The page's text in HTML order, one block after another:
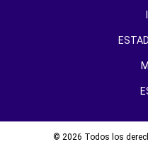
© 2026 Todos los